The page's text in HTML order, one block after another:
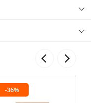
-36%